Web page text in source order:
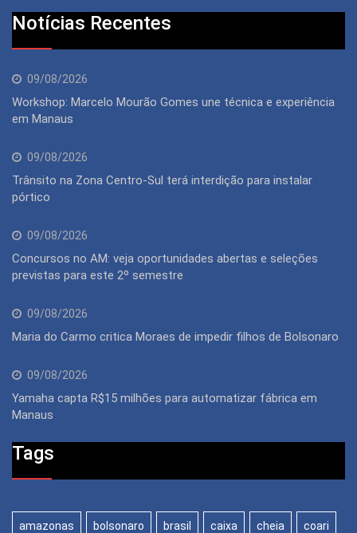
Notícias Recentes
09/08/2026
Workshop: Marcelo Mourão Gomes une técnica e experiência
em Manaus
09/08/2026
Trânsito na Zona Centro-Sul terá interdição para instalar
pórtico
09/08/2026
Concursos no AM: veja oportunidades abertas e seleções
previstas para este 2º semestre
09/08/2026
Maria do Carmo critica Moraes de impedir filhos de Bolsonaro
09/08/2026
Yamaha capta R$15 milhões para automatizar fábrica em
Manaus
Tags
amazonas bolsonaro brasil caixa cheia coari